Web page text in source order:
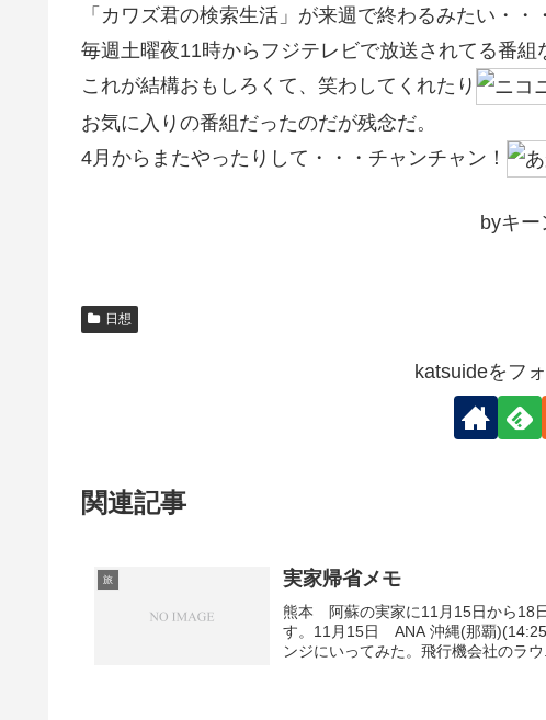
「カワズ君の検索生活」が来週で終わるみたい・・
毎週土曜夜11時からフジテレビで放送されてる番組
これが結構おもしろくて、笑わしてくれたり
お気に入りの番組だったのだが残念だ。
4月からまたやったりして・・・チャンチャン！
byキー
日想
katsuideをフ
関連記事
旅 実家帰省メモ
熊本 阿蘇の実家に11月15日から18
す。11月15日 ANA 沖縄(那覇
ンジにいってみた。飛行機会社のラウ